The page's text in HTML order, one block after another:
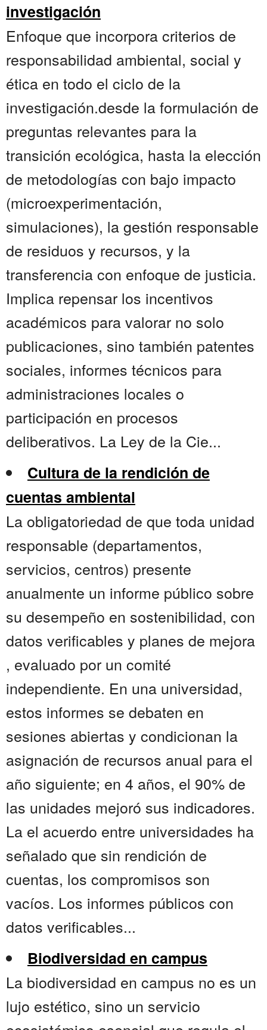
investigación
Enfoque que incorpora criterios de
responsabilidad ambiental, social y
ética en todo el ciclo de la
investigación.desde la formulación de
preguntas relevantes para la
transición ecológica, hasta la elección
de metodologías con bajo impacto
(microexperimentación,
simulaciones), la gestión responsable
de residuos y recursos, y la
transferencia con enfoque de justicia.
Implica repensar los incentivos
académicos para valorar no solo
publicaciones, sino también patentes
sociales, informes técnicos para
administraciones locales o
participación en procesos
deliberativos. La Ley de la Cie...
Cultura de la rendición de
cuentas ambiental
La obligatoriedad de que toda unidad
responsable (departamentos,
servicios, centros) presente
anualmente un informe público sobre
su desempeño en sostenibilidad, con
datos verificables y planes de mejora
, evaluado por un comité
independiente. En una universidad,
estos informes se debaten en
sesiones abiertas y condicionan la
asignación de recursos anual para el
año siguiente; en 4 años, el 90% de
las unidades mejoró sus indicadores.
La el acuerdo entre universidades ha
señalado que sin rendición de
cuentas, los compromisos son
vacíos. Los informes públicos con
datos verificables...
Biodiversidad en campus
La biodiversidad en campus no es un
lujo estético, sino un servicio